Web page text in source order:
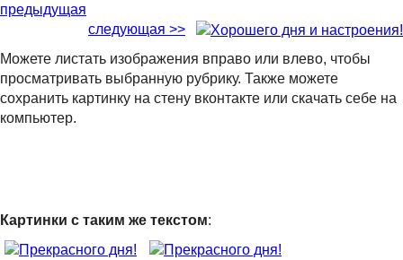
предыдущая
следующая >>
Можете листать изображения вправо или влево, чтобы
просматривать выбранную рубрику. Также можете
сохранить картинку на стену вконтакте или скачать себе на
компьютер.
Картинки с таким же текстом: